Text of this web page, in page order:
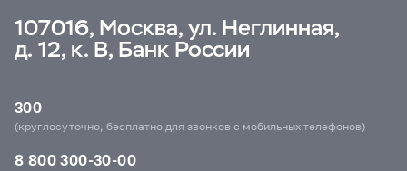
107016, Москва, ул. Неглинная,
д. 12, к. В, Банк России
300
(круглосуточно, бесплатно для звонков с мобильных телефонов)
8 800 300-30-00